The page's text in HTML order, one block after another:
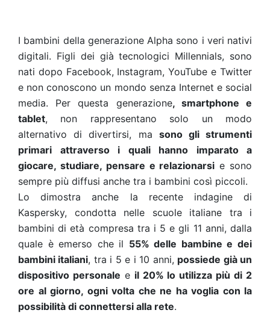
I bambini della generazione Alpha sono i veri nativi
digitali. Figli dei già tecnologici Millennials, sono
nati dopo Facebook, Instagram, YouTube e Twitter
e non conoscono un mondo senza Internet e social
media. Per questa generazione, smartphone e
tablet, non rappresentano solo un modo
alternativo di divertirsi, ma sono gli strumenti
primari attraverso i quali hanno imparato a
giocare, studiare, pensare e relazionarsi e sono
sempre più diffusi anche tra i bambini così piccoli.
Lo dimostra anche la recente indagine di
Kaspersky, condotta nelle scuole italiane tra i
bambini di età compresa tra i 5 e gli 11 anni, dalla
quale è emerso che il 55% delle bambine e dei
bambini italiani, tra i 5 e i 10 anni, possiede già un
dispositivo personale e il 20% lo utilizza più di 2
ore al giorno, ogni volta che ne ha voglia con la
possibilità di connettersi alla rete.